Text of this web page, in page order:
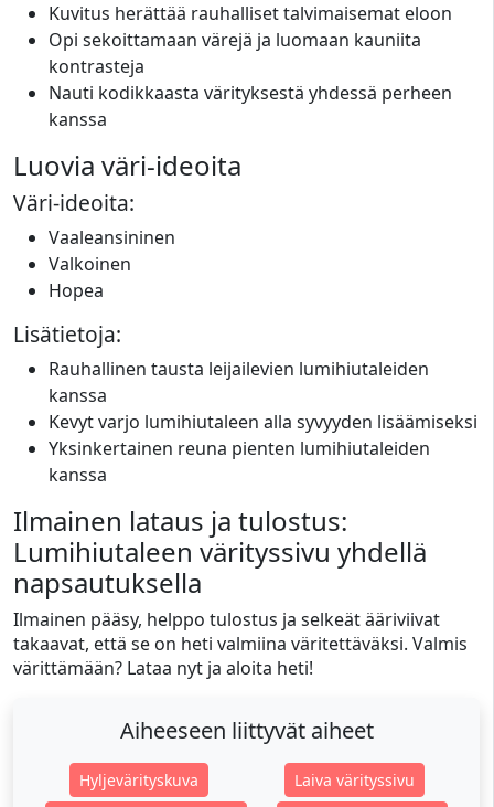
Kuvitus herättää rauhalliset talvimaisemat eloon
Opi sekoittamaan värejä ja luomaan kauniita
kontrasteja
Nauti kodikkaasta värityksestä yhdessä perheen
kanssa
Luovia väri-ideoita
Väri-ideoita:
Vaaleansininen
Valkoinen
Hopea
Lisätietoja:
Rauhallinen tausta leijailevien lumihiutaleiden
kanssa
Kevyt varjo lumihiutaleen alla syvyyden lisäämiseksi
Yksinkertainen reuna pienten lumihiutaleiden
kanssa
Ilmainen lataus ja tulostus:
Lumihiutaleen värityssivu yhdellä
napsautuksella
Ilmainen pääsy, helppo tulostus ja selkeät ääriviivat
takaavat, että se on heti valmiina väritettäväksi. Valmis
värittämään? Lataa nyt ja aloita heti!
Aiheeseen liittyvät aiheet
Hyljevärityskuva
Laiva värityssivu